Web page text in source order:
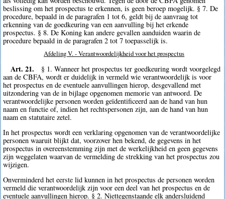
beslissing om het prospectus te erkennen, is geen beroep mogelijk. § 7. De
procedure, bepaald in de paragrafen 1 tot 6, geldt bij de aanvraag tot
erkenning van de goedkeuring van een aanvulling bij het erkende
prospectus. § 8. De Koning kan andere gevallen aanduiden waarin de
procedure bepaald in de paragrafen 2 tot 7 toepasselijk is.
Afdeling V. - Verantwoordelijkheid voor het prospectus
Art. 21.
§ 1. Wanneer het prospectus ter goedkeuring wordt voorgelegd
aan de CBFA, wordt er duidelijk in vermeld wie verantwoordelijk is voor
het prospectus en de eventuele aanvullingen hierop, desgevallend met
uitzondering van de in bijlage opgenomen memorie van antwoord. De
verantwoordelijke personen worden geïdentificeerd aan de hand van hun
naam en functie of, indien het rechtspersonen zijn, aan de hand van hun
naam en statutaire zetel.
In het prospectus wordt een verklaring opgenomen van de verantwoordelijke
personen waaruit blijkt dat, voorzover hen bekend, de gegevens in het
prospectus in overeenstemming zijn met de werkelijkheid en geen gegevens
zijn weggelaten waarvan de vermelding de strekking van het prospectus zou
wijzigen.
Onverminderd het eerste lid kunnen in het prospectus de personen worden
vermeld die verantwoordelijk zijn voor een deel van het prospectus en de
eventuele aanvullingen hierop. § 2. Niettegenstaande elk andersluidend